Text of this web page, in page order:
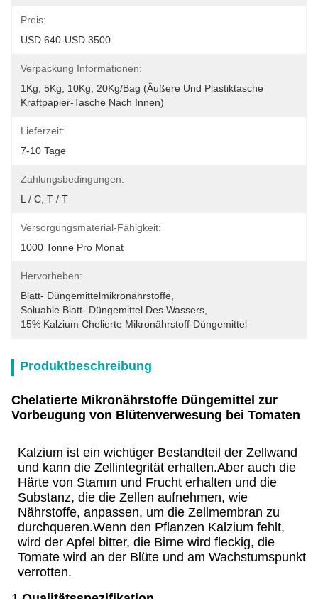
Preis:
USD 640-USD 3500
Verpackung Informationen:
1Kg, 5Kg, 10Kg, 20Kg/Bag (äußere Und Plastiktasche
Kraftpapier-Tasche Nach Innen)
Lieferzeit:
7-10 Tage
Zahlungsbedingungen:
L / C, T / T
Versorgungsmaterial-Fähigkeit:
1000 Tonne Pro Monat
Hervorheben:
Blatt- Düngemittelmikronährstoffe
Soluable Blatt- Düngemittel Des Wassers
15% Kalzium Chelierte Mikronährstoff-Düngemittel
Produktbeschreibung
Chelatierte Mikronährstoffe Düngemittel zur
Vorbeugung von Blütenverwesung bei Tomaten
Kalzium ist ein wichtiger Bestandteil der Zellwand
und kann die Zellintegrität erhalten.Aber auch die
Härte von Stamm und Frucht erhalten und die
Substanz, die die Zellen aufnehmen, wie
Nährstoffe, anpassen, um die Zellmembran zu
durchqueren.Wenn den Pflanzen Kalzium fehlt,
wird der Apfel bitter, die Birne wird fleckig, die
Tomate wird an der Blüte und am Wachstumspunkt
verrotten.